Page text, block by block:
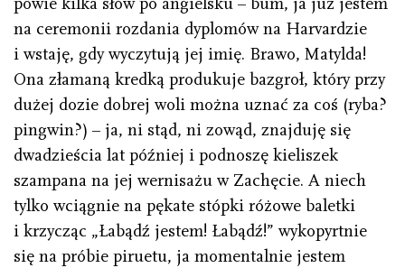
powie kilka słów po angielsku – bum, ja już jestem
na ceremonii rozdania dyplomów na Harvardzie
i wstaję, gdy wyczytują jej imię. Brawo, Matylda!
Ona złamaną kredką produkuje bazgroł, który przy
dużej dozie dobrej woli można uznać za coś (ryba?
pingwin?) – ja, ni stąd, ni zowąd, znajduję się
dwadzieścia lat później i podnoszę kieliszek
szampana na jej wernisażu w Zachęcie. A niech
tylko wciągnie na pękate stópki różowe baletki
i krzycząc „Łabądź jestem! Łabądź!” wykopyrtnie
się na próbie piruetu, ja momentalnie jestem